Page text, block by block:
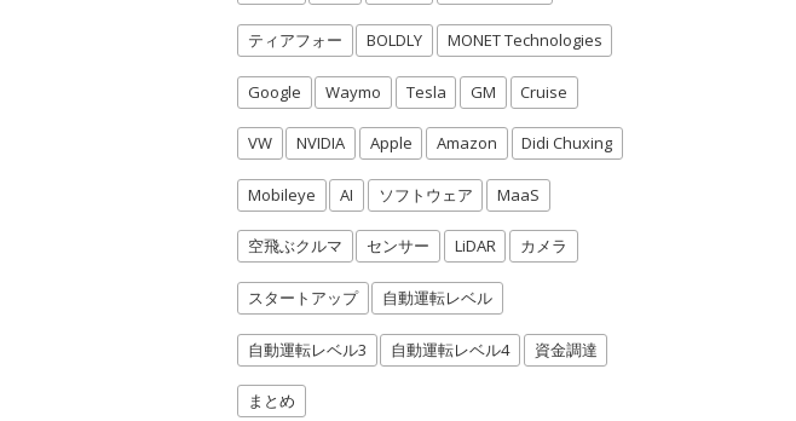
ティアフォー BOLDLY MONET Technologies
Google Waymo Tesla GM Cruise
VW NVIDIA Apple Amazon Didi Chuxing
Mobileye AI ソフトウェア MaaS
空飛ぶクルマ センサー LiDAR カメラ
スタートアップ 自動運転レベル
自動運転レベル3 自動運転レベル4 資金調達
まとめ